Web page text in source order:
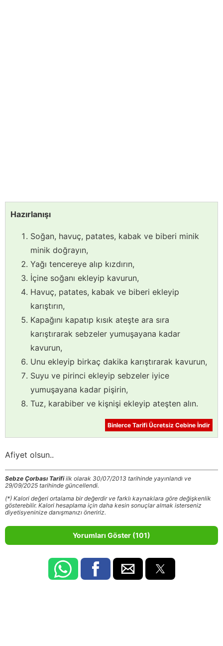
Hazırlanışı
Soğan, havuç, patates, kabak ve biberi minik
minik doğrayın,
Yağı tencereye alıp kızdırın,
İçine soğanı ekleyip kavurun,
Havuç, patates, kabak ve biberi ekleyip
karıştırın,
Kapağını kapatıp kısık ateşte ara sıra
karıştırarak sebzeler yumuşayana kadar
kavurun,
Unu ekleyip birkaç dakika karıştırarak kavurun,
Suyu ve pirinci ekleyip sebzeler iyice
yumuşayana kadar pişirin,
Tuz, karabiber ve kişnişi ekleyip ateşten alın.
Binlerce Tarifi Ücretsiz Cebine İndir
Afiyet olsun..
Sebze Çorbası Tarifiilk olarak 30/07/2013 tarihinde yayınlandı ve
29/09/2025 tarihinde güncellendi.
(*) Kalori değeri ortalama bir değerdir ve farklı kaynaklara göre değişkenlik
gösterebilir. Kalori hesaplama için daha kesin sonuçlar almak isterseniz
diyetisyeninize danışmanızı öneririz.
Yorumları Göster (101)